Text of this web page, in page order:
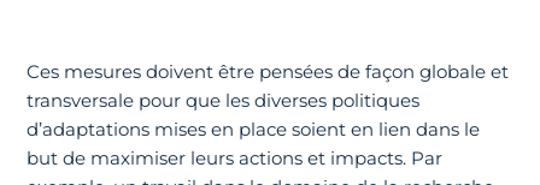
Ces mesures doivent être pensées de façon globale et
transversale pour que les diverses politiques
d’adaptations mises en place soient en lien dans le
but de maximiser leurs actions et impacts. Par